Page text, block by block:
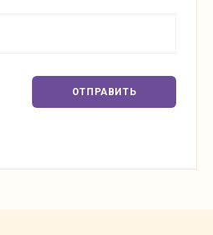
ОТПРАВИТЬ